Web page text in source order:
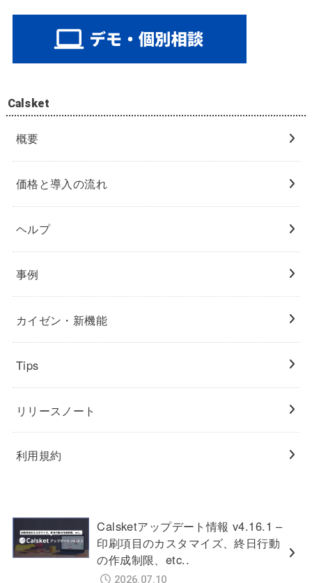
Calsket
概要
価格と導入の流れ
ヘルプ
事例
カイゼン・新機能
Tips
リリースノート
利用規約
Calsketアップデート情報 v4.16.1 –
印刷項目のカスタマイズ、終日行動
の作成制限、etc..
2026.07.10